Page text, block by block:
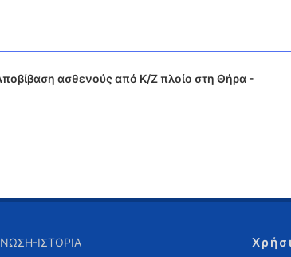
ασθενούς από Κ/Ζ πλοίο στη Θήρα -
ΙΣΤΟΡΙΑ